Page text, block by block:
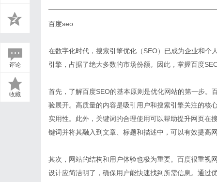
评论
收藏
百度seo
在数字化时代，搜索引擎优化（SEO）已成为企业和个
引擎，占据了绝大多数的市场份额。因此，掌握百度
首先，了解百度SEO的基本原则是优化网站的第一步。
验展开。高质量的内容是吸引用户和搜索引擎关注的核
实用性。此外，关键词的合理使用可以帮助提升网页在
键词并将其融入到文章、标题和描述中，可以有效提高
其次，网站的结构和用户体验也极为重要。百度很重视
设计应简洁明了，确保用户能快速找到所需信息。通过